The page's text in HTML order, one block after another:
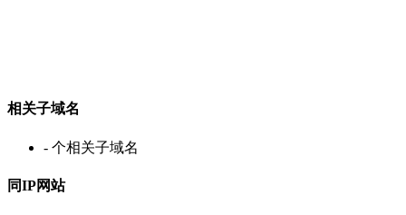
相关子域名
- 个相关子域名
同IP网站